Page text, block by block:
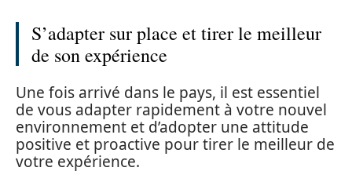
S’adapter sur place et tirer le meilleur
de son expérience
Une fois arrivé dans le pays, il est essentiel
de vous adapter rapidement à votre nouvel
environnement et d’adopter une attitude
positive et proactive pour tirer le meilleur de
votre expérience.